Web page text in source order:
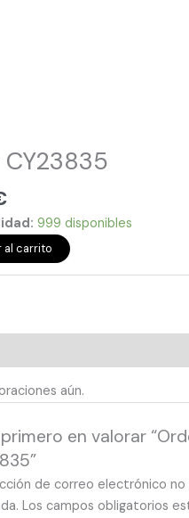
999 disponibles
al carrito
aún.
en valorar
de correo electrónico no
Los campos obligatorios